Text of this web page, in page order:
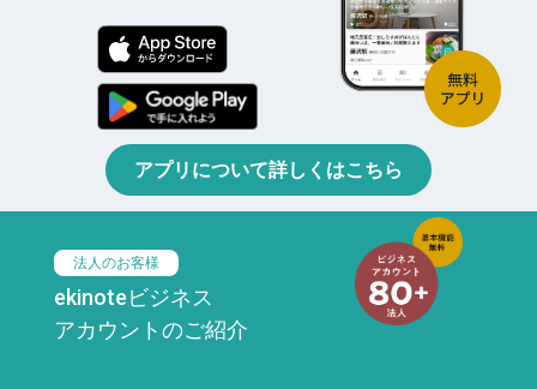
アプリについて詳しくはこちら
法人のお客様
ekinoteビジネス
アカウントのご紹介